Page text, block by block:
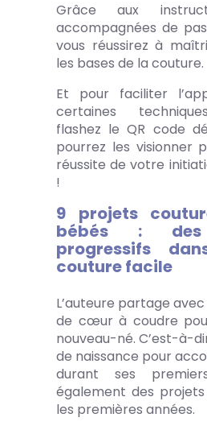
Grâce aux
accompagnées de
vous réussirez à
les bases de la couture.
Et pour faciliter
certaines
flashez le QR code
pourrez les visionner
réussite de votre
!
9 projets
bébés : des
progressifs
couture facile
L’auteure partage
de cœur à coudre
nouveau-né. C’est-à-
de naissance pour
durant ses
également des
les premières années.